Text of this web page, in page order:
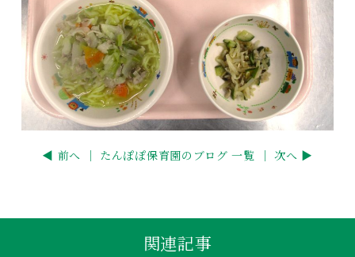
◀ 前へ ｜ たんぽぽ保育園のブログ 一覧 ｜ 次へ ▶
関連記事